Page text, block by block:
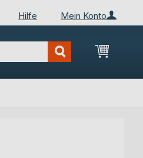
Mein Konto
Hilfe
Mein